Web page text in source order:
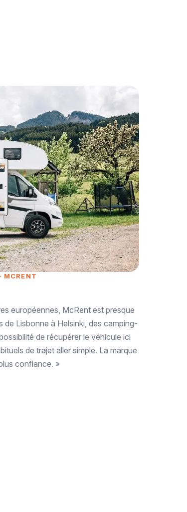
MCRENT
européennes, McRent est presque
Lisbonne à Helsinki, des camping-
de récupérer le véhicule ici
de trajet aller simple. La marque
confiance. »